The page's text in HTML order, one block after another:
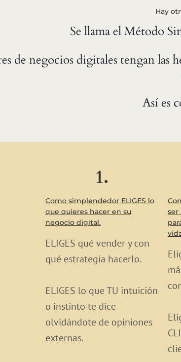
Hay
Se llama el Método
de negocios digitales tengan las
Así es
1.
Como simplendedor ELIGES lo
que quieres hacer en su
negocio digital.
ELIGES qué vender y con
qué estrategia hacerlo.
ELIGES lo que TU intuición
o instinto te dice
olvidándote de opiniones
externas.
ser